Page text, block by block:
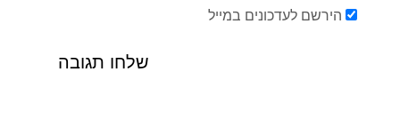
הירשם לעדכונים במייל